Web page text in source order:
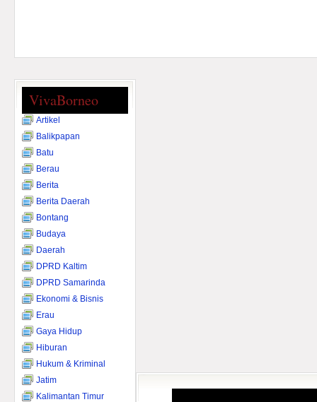
VivaBorneo
Artikel
Balikpapan
Batu
Berau
Berita
Berita Daerah
Bontang
Budaya
Daerah
DPRD Kaltim
DPRD Samarinda
Ekonomi & Bisnis
Erau
Gaya Hidup
Hiburan
Hukum & Kriminal
Jatim
Kalimantan Timur